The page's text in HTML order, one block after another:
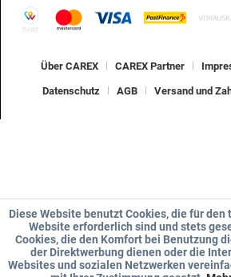
Über CAREX CAREX Partner
Datenschutz AGB Versand und
Diese Website benutzt Cookies, die für
Website erforderlich sind und stets
Cookies, die den Komfort bei Benutzung
der Direktwerbung dienen oder die
Websites und sozialen Netzwerken